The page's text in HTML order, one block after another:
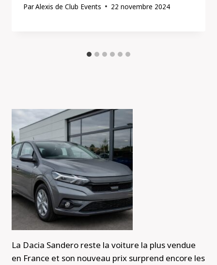
ParAlexis de Club Events 22 novembre 2024
La Dacia Sandero reste la voiture la plus vendue
en France et son nouveau prix surprend encore les